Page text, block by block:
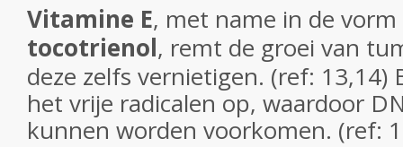
Vitamine E, met name in de
tocotrienol, remt de groei van
deze zelfs vernietigen. (ref: 13,14)
het vrije radicalen op, waardoor
kunnen worden voorkomen. (ref: